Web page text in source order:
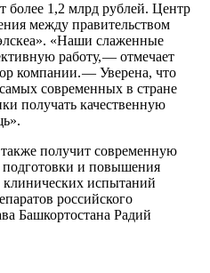
более 1,2 млрд руб­лей. Центр
между правительством
«Наши слаженные
работу, — ​отмечает
компании. — ​Уверена, что
современных в стране
получать качественную
получит современную
подготовки и повышения
испытаний
российского
Башкортостана Радий